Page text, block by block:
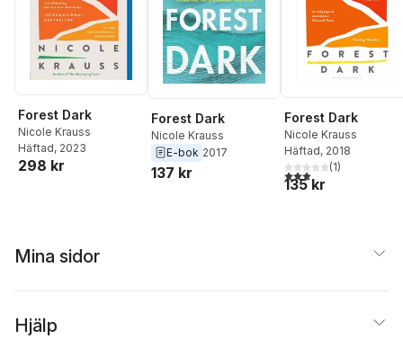
Forest Dark
Nicole Krauss
Häftad, 2023
298 kr
Forest Dark
Nicole Krauss
E-bok 2017
137 kr
Forest Dark
Nicole Krauss
Häftad, 2018
3,0utav 5 stjärnor.
(1)
135 kr
Mina sidor
Hjälp